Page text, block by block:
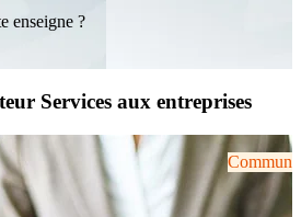
enseigne ?
Services aux entreprises